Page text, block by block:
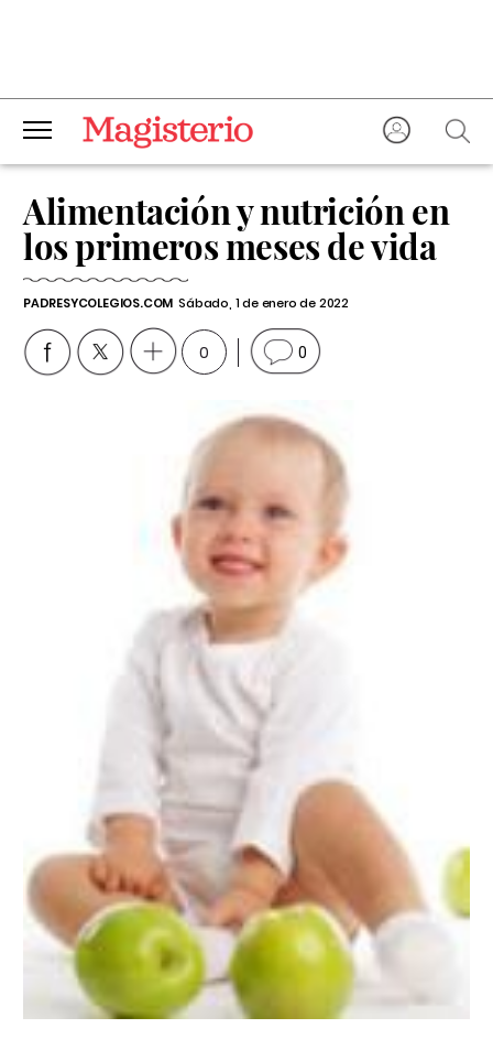
Alimentación y nutrición en
los primeros meses de vida
PADRESYCOLEGIOS.COM Sábado, 1 de enero de 2022
0 0